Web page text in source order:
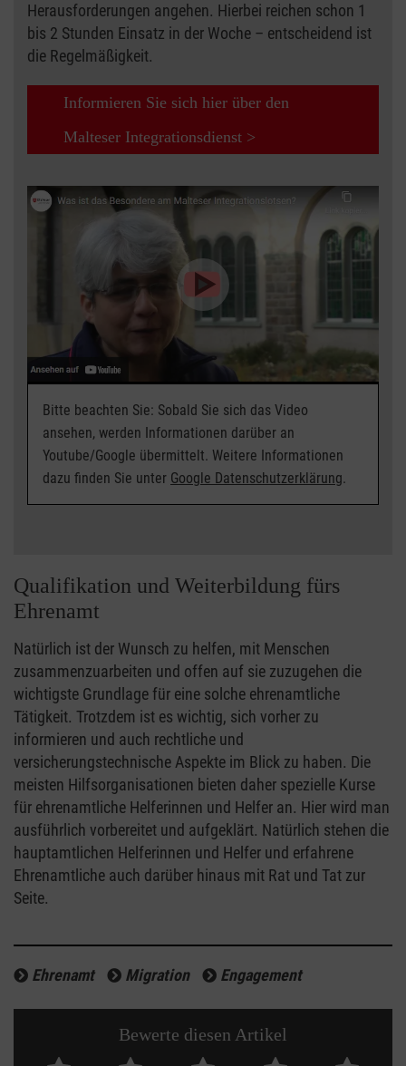
Herausforderungen angehen. Hierbei reichen schon 1
bis 2 Stunden Einsatz in der Woche – entscheidend ist
die Regelmäßigkeit.
Informieren Sie sich hier über den
Malteser Integrationsdienst >
Bitte beachten Sie: Sobald Sie sich das Video
ansehen, werden Informationen darüber an
Youtube/Google übermittelt. Weitere Informationen
dazu finden Sie unter Google Datenschutzerklärung.
Qualifikation und Weiterbildung fürs
Ehrenamt
Natürlich ist der Wunsch zu helfen, mit Menschen
zusammenzuarbeiten und offen auf sie zuzugehen die
wichtigste Grundlage für eine solche ehrenamtliche
Tätigkeit. Trotzdem ist es wichtig, sich vorher zu
informieren und auch rechtliche und
versicherungstechnische Aspekte im Blick zu haben. Die
meisten Hilfsorganisationen bieten daher spezielle Kurse
für ehrenamtliche Helferinnen und Helfer an. Hier wird man
ausführlich vorbereitet und aufgeklärt. Natürlich stehen die
hauptamtlichen Helferinnen und Helfer und erfahrene
Ehrenamtliche auch darüber hinaus mit Rat und Tat zur
Seite.
Ehrenamt Migration Engagement
Bewerte diesen Artikel